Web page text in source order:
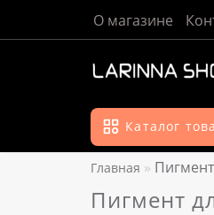
О магазине
Каталог
Главная Пигмент
Пигмент